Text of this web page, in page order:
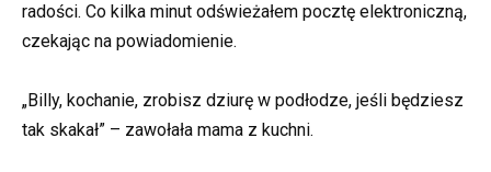
radości. Co kilka minut odświeżałem pocztę elektroniczną,
czekając na powiadomienie.
„Billy, kochanie, zrobisz dziurę w podłodze, jeśli będziesz
tak skakał” – zawołała mama z kuchni.